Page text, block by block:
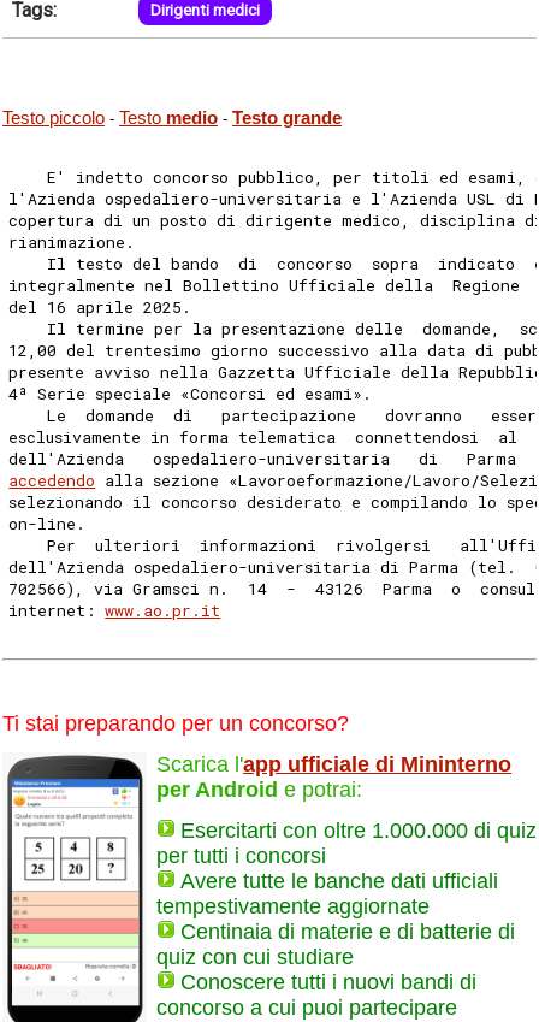
Tags: Dirigenti medici
Testo piccolo - Testo medio - Testo grande
E' indetto concorso pubblico, per titoli ed esami,
l'Azienda ospedaliero-universitaria e l'Azienda USL di
copertura di un posto di dirigente medico, disciplina
rianimazione.
Il testo del bando  di  concorso  sopra  indicato
integralmente nel Bollettino Ufficiale della  Regione
del 16 aprile 2025.
Il termine per la presentazione delle  domande,
12,00 del trentesimo giorno successivo alla data di
presente avviso nella Gazzetta Ufficiale della
4ª Serie speciale «Concorsi ed esami».
Le  domande  di   partecipazione   dovranno
esclusivamente in forma telematica  connettendosi
dell'Azienda   ospedaliero-universitaria   di
accedendo alla sezione «Lavoroeformazione/Lavoro/
selezionando il concorso desiderato e compilando lo
on-line.
Per  ulteriori  informazioni  rivolgersi
dell'Azienda ospedaliero-universitaria di Parma (tel.
702566), via Gramsci n.  14  -  43126  Parma  o
internet: www.ao.pr.it
Ti stai preparando per un concorso?
Scarica l'app ufficiale di Mininterno
per Android e potrai:
Esercitarti con oltre 1.000.000 di quiz
per tutti i concorsi
Avere tutte le banche dati ufficiali
tempestivamente aggiornate
Centinaia di materie e di batterie di
quiz con cui studiare
Conoscere tutti i nuovi bandi di
concorso a cui puoi partecipare